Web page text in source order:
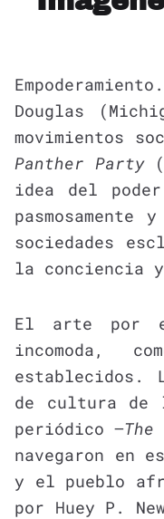
Douglas
movimientos
Panther Party
idea del
sociedades
la conciencia
El arte por
incomoda,
establecidos.
de cultura de
periódico –
navegaron en
y el pueblo
por Huey P.